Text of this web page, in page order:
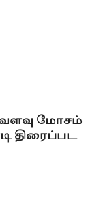
மோசம்
திரைப்பட